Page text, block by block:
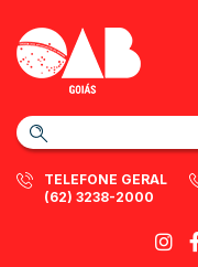
TELEFONE GERAL
(62) 3238-2000